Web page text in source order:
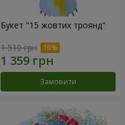
Букет "15 жовтих троянд"
1 510 грн
Замовити